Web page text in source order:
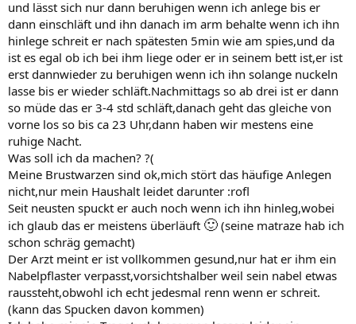
und lässt sich nur dann beruhigen wenn ich anlege bis er
dann einschläft und ihn danach im arm behalte wenn ich ihn
hinlege schreit er nach spätesten 5min wie am spies,und da
ist es egal ob ich bei ihm liege oder er in seinem bett ist,er ist
erst dannwieder zu beruhigen wenn ich ihn solange nuckeln
lasse bis er wieder schläft.Nachmittags so ab drei ist er dann
so müde das er 3-4 std schläft,danach geht das gleiche von
vorne los so bis ca 23 Uhr,dann haben wir mestens eine
ruhige Nacht.
Was soll ich da machen? ?(
Meine Brustwarzen sind ok,mich stört das häufige Anlegen
nicht,nur mein Haushalt leidet darunter :rofl
Seit neusten spuckt er auch noch wenn ich ihn hinleg,wobei
ich glaub das er meistens überläuft 🙂 (seine matraze hab ich
schon schräg gemacht)
Der Arzt meint er ist vollkommen gesund,nur hat er ihm ein
Nabelpflaster verpasst,vorsichtshalber weil sein nabel etwas
raussteht,obwohl ich echt jedesmal renn wenn er schreit.
(kann das Spucken davon kommen)